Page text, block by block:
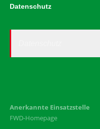
Datenschutz
Anerkannte Einsatzstelle
FWD-Homepage